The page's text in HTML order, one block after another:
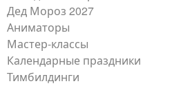
Дед Мороз 2027
Аниматоры
Мастер-классы
Календарные праздники
Тимбилдинги